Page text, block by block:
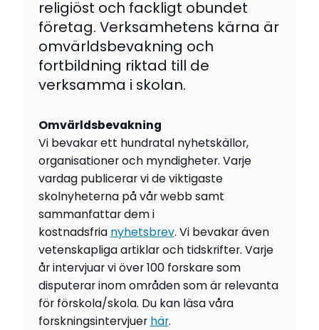
religiöst och fackligt obundet
företag. Verksamhetens kärna är
omvärldsbevakning och
fortbildning riktad till de
verksamma i skolan.
Omvärldsbevakning
Vi bevakar ett hundratal nyhetskällor,
organisationer och myndigheter. Varje
vardag publicerar vi de viktigaste
skolnyheterna på vår webb samt
sammanfattar dem i
kostnadsfria nyhetsbrev. Vi bevakar även
vetenskapliga artiklar och tidskrifter. Varje
år intervjuar vi över 100 forskare som
disputerar inom områden som är relevanta
för förskola/skola. Du kan läsa våra
forskningsintervjuer här.